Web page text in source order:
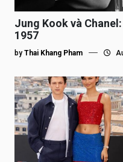
Jung Kook và
1957
by Thai Khang Pham